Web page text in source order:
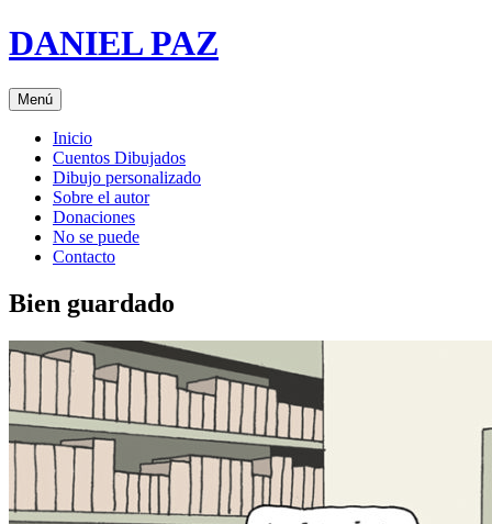
Saltar
al
DANIEL PAZ
Menú
Inicio
Cuentos Dibujados
Dibujo personalizado
Sobre el autor
Donaciones
No se puede
Contacto
Bien guardado